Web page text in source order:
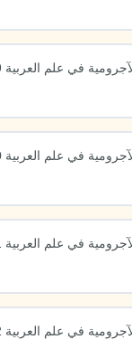
في علم العربية 69
في علم العربية 70
في علم العربية 71
في علم العربية 72